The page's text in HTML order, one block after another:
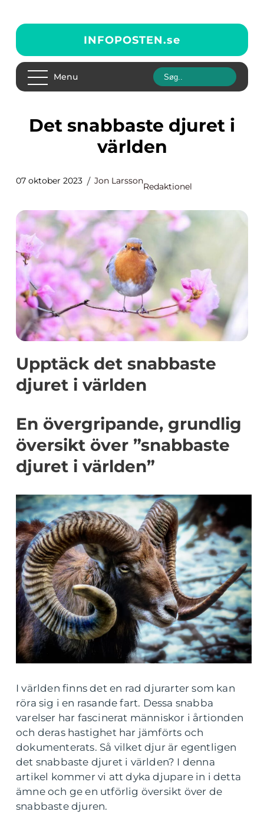
INFOPOSTEN.se
Menu
Det snabbaste djuret i
världen
07 oktober 2023 Jon Larsson
Redaktionel
Upptäck det snabbaste
djuret i världen
En övergripande, grundlig
översikt över ”snabbaste
djuret i världen”
I världen finns det en rad djurarter som kan
röra sig i en rasande fart. Dessa snabba
varelser har fascinerat människor i årtionden
och deras hastighet har jämförts och
dokumenterats. Så vilket djur är egentligen
det snabbaste djuret i världen? I denna
artikel kommer vi att dyka djupare in i detta
ämne och ge en utförlig översikt över de
snabbaste djuren.